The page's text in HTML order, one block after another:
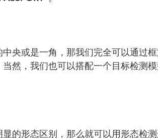
央或是一角，那我们完全可以通过
然，我们也可以搭配一个目标检测
的形态区别，那么就可以用形态检